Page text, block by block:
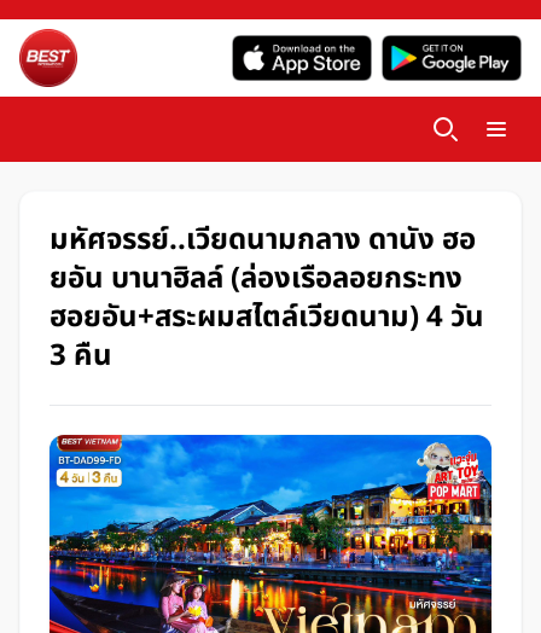
มหัศจรรย์..เวียดนามกลาง ดานัง ฮอ
ยอัน บานาฮิลล์ (ล่องเรือลอยกระทง
ฮอยอัน+สระผมสไตล์เวียดนาม) 4 วัน
3 คืน